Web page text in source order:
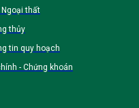
Ngoại thất
thủy
tin quy hoạch
- Chứng khoán